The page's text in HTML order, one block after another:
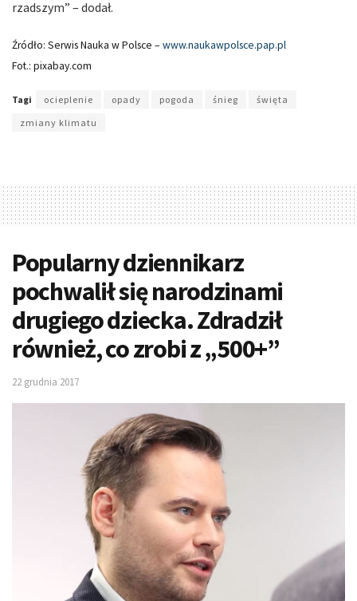
rzadszym” – dodał.
Źródło: Serwis Nauka w Polsce – www.naukawpolsce.pap.pl
Fot.: pixabay.com
Tagi ocieplenie opady pogoda śnieg
święta
zmiany klimatu
Popularny dziennikarz
pochwalił się narodzinami
drugiego dziecka. Zdradził
również, co zrobi z „500+”
22 grudnia 2017